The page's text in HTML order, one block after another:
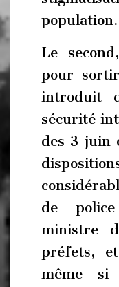
population.
Le
pour sortir
introduit
sécurité
des 3 juin
de
ministre
préfets,
même